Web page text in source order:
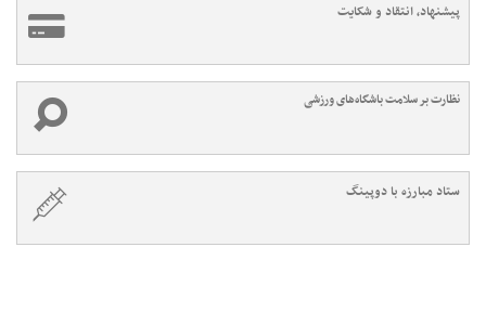
پیشنهاد، انتقاد و شکایت
نظارت بر سلامت باشگاه‌های ورزشی
ستاد مبارزه با دوپینگ